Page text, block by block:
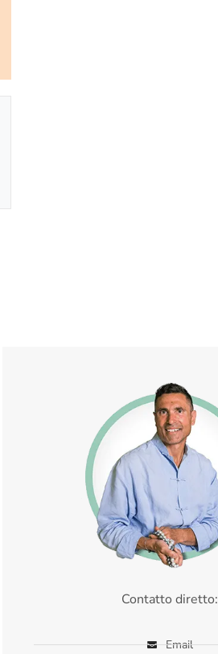
Contatto diretto:
Email